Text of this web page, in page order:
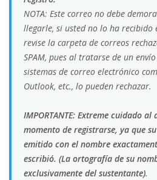
NOTA: Este correo no debe
llegarle, si usted no lo ha recibido
revise la carpeta de correos
SPAM, pues al tratarse de un
sistemas de correo electrónico
Outlook, etc., lo pueden rechazar.
IMPORTANTE: Extreme cuidado
momento de registrarse, ya que
emitido con el nombre
escribió. (La ortografía de su
exclusivamente del sustentante).